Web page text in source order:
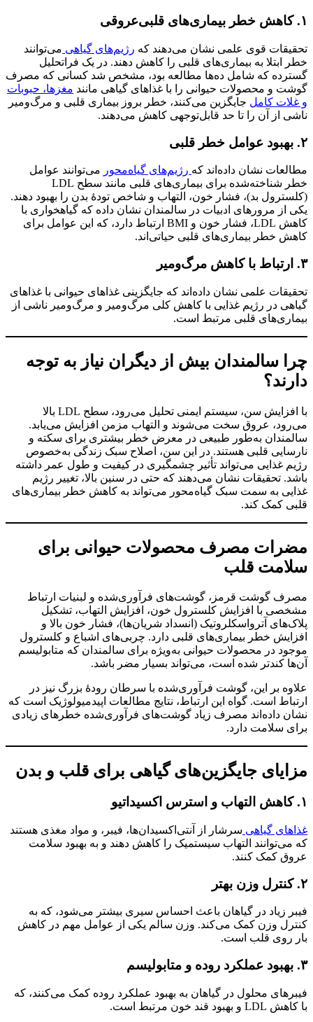
۱. کاهش خطر بیماری‌های قلبی‌عروقی
تحقیقات قوی علمی نشان می‌دهند که رژیم‌های گیاهی می‌توانند
خطر ابتلا به بیماری‌های قلبی را کاهش دهند. در یک فراتحلیل
گسترده که شامل ده‌ها مطالعه بود، مشخص شد کسانی که مصرف
گوشت و محصولات حیوانی را با غذاهای گیاهی مانند مغزها، حبوبات
و غلات کامل جایگزین می‌کنند، خطر بروز بیماری قلبی و مرگ‌ومیر
ناشی از آن را تا حد قابل‌توجهی کاهش می‌دهند.
۲. بهبود عوامل خطر قلبی
مطالعات نشان داده‌اند که رژیم‌های گیاه‌محور می‌توانند عوامل
خطر شناخته‌شده برای بیماری‌های قلبی مانند سطح LDL
(کلسترول بد)، فشار خون، التهاب و شاخص تودهٔ بدن را بهبود دهند.
یکی از مرورهای ادبیات در سالمندان نشان داده که گیاهخواری با
کاهش LDL، فشار خون و BMI ارتباط دارد، که این عوامل برای
کاهش خطر بیماری‌های قلبی حیاتی‌اند.
۳. ارتباط با کاهش مرگ‌ومیر
تحقیقات علمی نشان داده‌اند که جایگزینی غذاهای حیوانی با غذاهای
گیاهی در رژیم غذایی با کاهش کلی مرگ‌ومیر و مرگ‌ومیر ناشی از
بیماری‌های قلبی مرتبط است.
چرا سالمندان بیش از دیگران نیاز به توجه
دارند؟
با افزایش سن، سیستم ایمنی تحلیل می‌رود، سطح LDL بالا
می‌رود، عروق سخت می‌شوند و التهاب مزمن افزایش می‌یابد.
سالمندان به‌طور طبیعی در معرض خطر بیشتری برای سکته و
نارسایی قلبی هستند. در این سن، اصلاح سبک زندگی به‌خصوص
رژیم غذایی می‌تواند تأثیر چشمگیری در کیفیت و طول عمر داشته
باشد. تحقیقات نشان می‌دهند که حتی در سنین بالا، تغییر رژیم
غذایی به سمت سبک گیاه‌محور می‌تواند به کاهش خطر بیماری‌های
قلبی کمک کند.
مضرات مصرف محصولات حیوانی برای
سلامت قلب
مصرف گوشت قرمز، گوشت‌های فرآوری‌شده و لبنیات ارتباط
مشخصی با افزایش کلسترول خون، افزایش التهاب، تشکیل
پلاک‌های آترواسکلروتیک (انسداد شریان‌ها)، فشار خون بالا و
افزایش خطر بیماری‌های قلبی دارد. چربی‌های اشباع و کلسترول
موجود در محصولات حیوانی به‌ویژه برای سالمندان که متابولیسم
آن‌ها کندتر شده است، می‌تواند بسیار مضر باشد.
علاوه بر این، گوشت فرآوری‌شده با سرطان رودهٔ بزرگ نیز در
ارتباط است. گواه این ارتباط، نتایج مطالعات اپیدمیولوژیک است که
نشان داده‌اند مصرف زیاد گوشت‌های فرآوری‌شده خطرهای زیادی
برای سلامت دارد.
مزایای جایگزین‌های گیاهی برای قلب و بدن
۱. کاهش التهاب و استرس اکسیداتیو
غذاهای گیاهی سرشار از آنتی‌اکسیدان‌ها، فیبر، و مواد مغذی هستند
که می‌توانند التهاب سیستمیک را کاهش دهند و به بهبود سلامت
عروق کمک کنند.
۲. کنترل وزن بهتر
فیبر زیاد در گیاهان باعث احساس سیری بیشتر می‌شود، که به
کنترل وزن کمک می‌کند. وزن سالم یکی از عوامل مهم در کاهش
بار روی قلب است.
۳. بهبود عملکرد روده و متابولیسم
فیبرهای محلول در گیاهان به بهبود عملکرد روده کمک می‌کنند، که
با کاهش LDL و بهبود قند خون مرتبط است.